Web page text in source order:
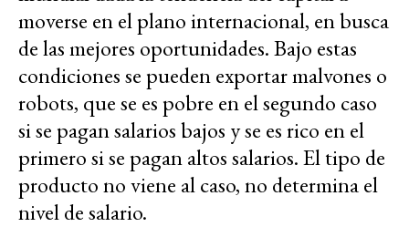
moverse en el plano internacional, en busca
de las mejores oportunidades. Bajo estas
condiciones se pueden exportar malvones o
robots, que se es pobre en el segundo caso
si se pagan salarios bajos y se es rico en el
primero si se pagan altos salarios. El tipo de
producto no viene al caso, no determina el
nivel de salario.